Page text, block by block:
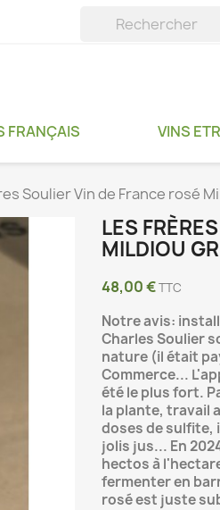
FRANÇAIS VINS
Soulier Vin de France rosé
LES
MILDIOU
48,00 €TTC
Notre avis:
Charles Soulier
nature (il était
Commerce...
été le plus fort.
la plante, travail
doses de sulfite,
jolis jus... En
hectos à
fermenter en
rosé est juste